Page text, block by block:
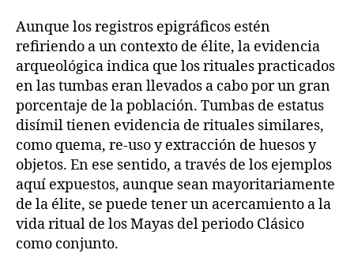
Aunque los registros epigráficos estén
refiriendo a un contexto de élite, la evidencia
arqueológica indica que los rituales practicados
en las tumbas eran llevados a cabo por un gran
porcentaje de la población. Tumbas de estatus
disímil tienen evidencia de rituales similares,
como quema, re-uso y extracción de huesos y
objetos. En ese sentido, a través de los ejemplos
aquí expuestos, aunque sean mayoritariamente
de la élite, se puede tener un acercamiento a la
vida ritual de los Mayas del periodo Clásico
como conjunto.